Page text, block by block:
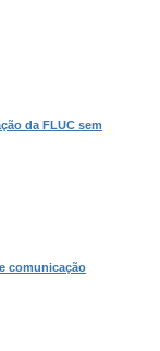
da FLUC sem
comunicação